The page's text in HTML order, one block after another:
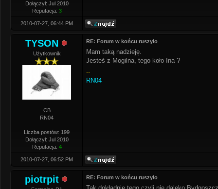
Dołączył: Jul 2010
Reputacja: 3
2010-07-27, 06:44 PM
TYSON
Użytkownik
CB
RN04
Liczba postów: 199
Dołączył: Jul 2010
Reputacja: 4
RE: Forum w końcu ruszyło
Mam taką nadzieję.
Jesteś z Mogilna, tego koło Ina ?
--
RN04
2010-07-27, 06:52 PM
piotrpit RE: Forum w końcu ruszyło